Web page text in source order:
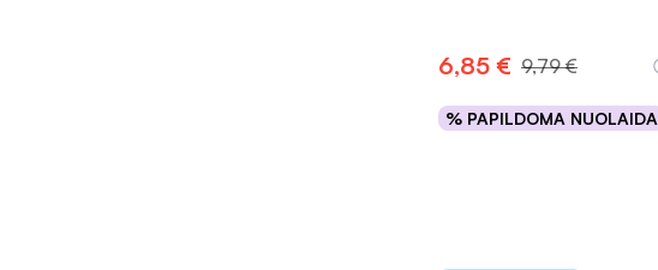
6,85 € 9,79 €
% PAPILDOMA NUOLAIDA
Į krepšelį